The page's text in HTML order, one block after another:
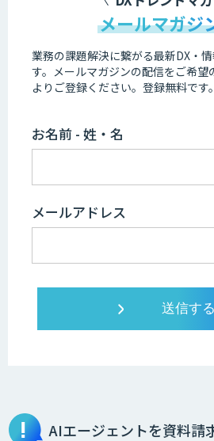
メールマガジ
業務の課題解決に繋がる最新DX・
す。 メールマガジンの配信をご希
よりご登録ください。登録無料です。
お名前 - 姓・名
メールアドレス
AIエージェントを資料請